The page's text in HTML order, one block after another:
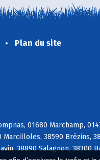
Plan du site
01680 Marchamp,
38590 Brézins,
38890 Salagnon, 38300